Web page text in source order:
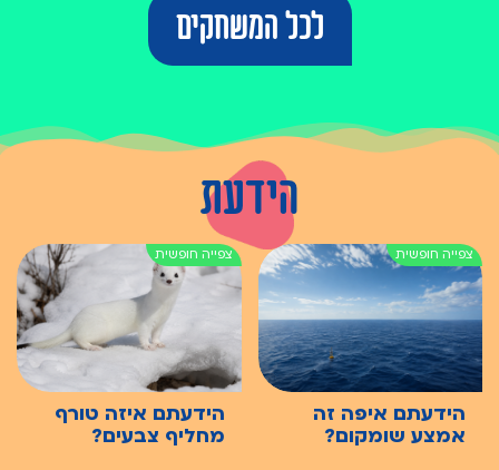
לכל המשחקים
הידעת
הידעתם איפה זה
אמצע שומקום?
הידעתם איזה טורף
מחליף צבעים?